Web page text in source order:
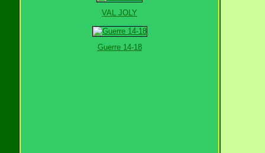
VAL JOLY
Guerre 14-18